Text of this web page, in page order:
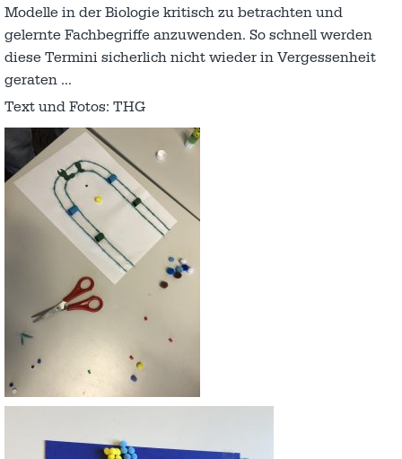
Modelle in der Biologie kritisch zu betrachten und
gelernte Fachbegriffe anzuwenden. So schnell werden
diese Termini sicherlich nicht wieder in Vergessenheit
geraten …
Text und Fotos: THG